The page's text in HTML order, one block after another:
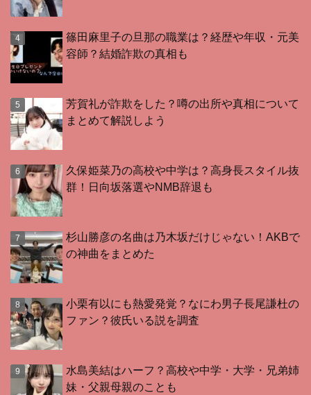
篠田麻里子の旦那の職業は？経歴や年収・元美
容師？結婚詐欺の真相も
芳賀礼が詐欺をした？噂の出所や真相について
まとめて解説しよう
久保姫菜乃の高校や中学は？高身長スタイル抜
群！日向坂落選やNMB辞退も
杉山勝彦の名曲は乃木坂だけじゃない！AKBで
の神曲をまとめた
小栗有以にも熱愛発覚？なにわ男子長尾謙杜の
ファン？彼氏いる説を調査
水島美結はハーフ？高校や中学・大学・兄弟姉
妹・父親母親のことも